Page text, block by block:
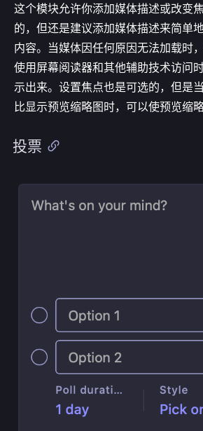
这个模块允许你添加媒体描述或改变
的，但还是建议添加媒体描述来简单
内容。当媒体因任何原因无法加载时
使用屏幕阅读器和其他辅助技术访问
示出来。设置焦点也是可选的，但是
比显示预览缩略图时，可以使预览缩
投票